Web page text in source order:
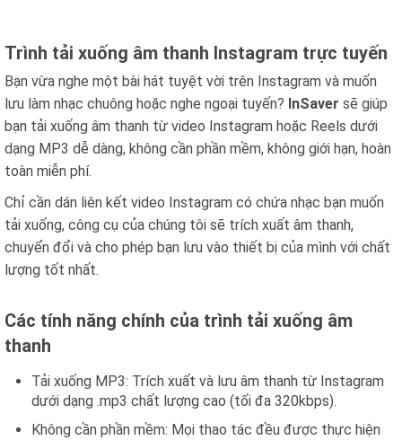
Trình tải xuống âm thanh Instagram trực tuyến
Bạn vừa nghe một bài hát tuyệt vời trên Instagram và muốn
lưu làm nhạc chuông hoặc nghe ngoại tuyến? InSaver sẽ giúp
bạn tải xuống âm thanh từ video Instagram hoặc Reels dưới
dạng MP3 dễ dàng, không cần phần mềm, không giới hạn, hoàn
toàn miễn phí.
Chỉ cần dán liên kết video Instagram có chứa nhạc bạn muốn
tải xuống, công cụ của chúng tôi sẽ trích xuất âm thanh,
chuyển đổi và cho phép bạn lưu vào thiết bị của mình với chất
lượng tốt nhất.
Các tính năng chính của trình tải xuống âm
thanh
Tải xuống MP3: Trích xuất và lưu âm thanh từ Instagram
dưới dạng .mp3 chất lượng cao (tối đa 320kbps).
Không cần phần mềm: Mọi thao tác đều được thực hiện